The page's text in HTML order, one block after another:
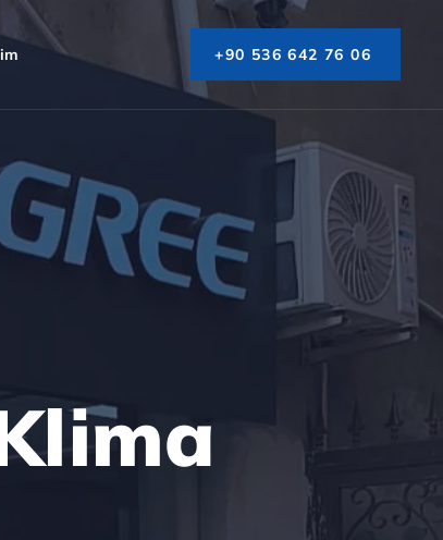
+90 536 642 76 06